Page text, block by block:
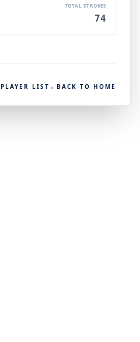
TOTAL STROKES
74
PLAYER LIST ← BACK TO HOME